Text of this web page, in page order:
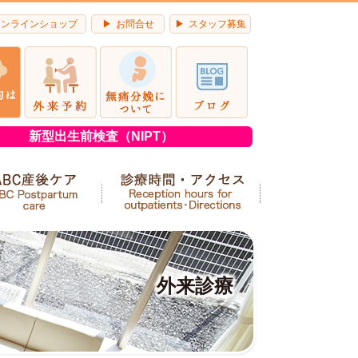
新型出生前検査（NIPT）
ラインショップ お問合せ スタッフ募集
外来診療